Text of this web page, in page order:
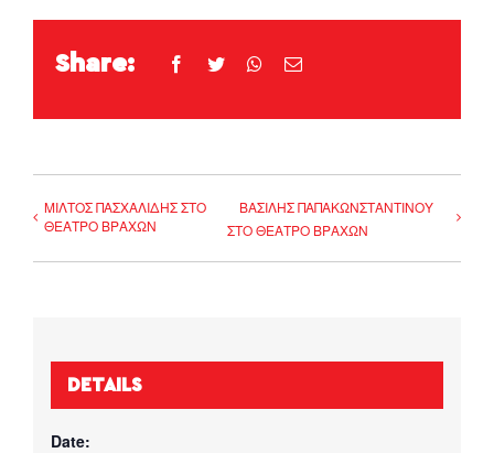
Share: Facebook
Twitter WhatsApp
Email
ΜΙΛΤΟΣ ΠΑΣΧΑΛΙΔΗΣ ΣΤΟ
ΘΕΑΤΡΟ ΒΡΑΧΩΝ
ΒΑΣΙΛΗΣ ΠΑΠΑΚΩΝΣΤΑΝΤΙΝΟΥ
ΣΤΟ ΘΕΑΤΡΟ ΒΡΑΧΩΝ
DETAILS
Date: